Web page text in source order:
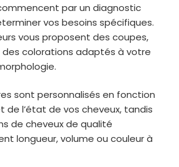
par un diagnostic
vos besoins spécifiques.
vous proposent des coupes,
colorations adaptés à votre
sont personnalisés en fonction
de l’état de vos cheveux, tandis
de cheveux de qualité
longueur, volume ou couleur à